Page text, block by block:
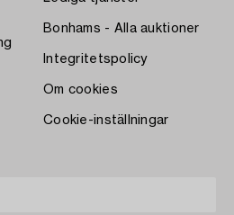
Bonhams - Alla auktioner
Integritetspolicy
Om cookies
Cookie-inställningar